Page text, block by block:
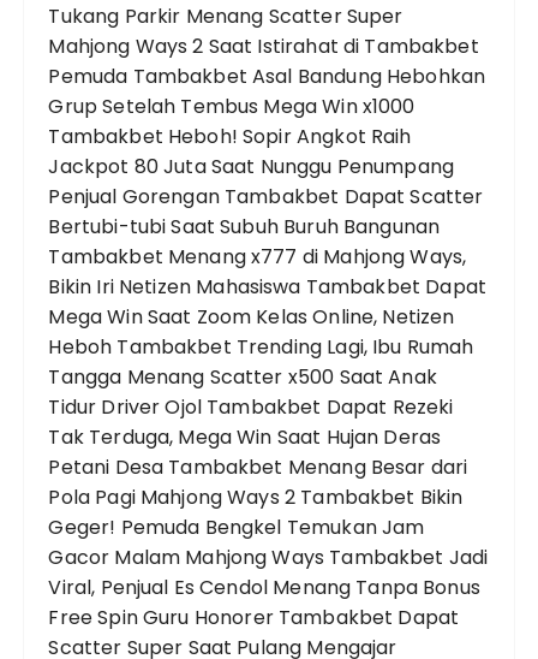
Tukang Parkir Menang Scatter Super
Mahjong Ways 2 Saat Istirahat di Tambakbet
Pemuda Tambakbet Asal Bandung Hebohkan
Grup Setelah Tembus Mega Win x1000
Tambakbet Heboh! Sopir Angkot Raih
Jackpot 80 Juta Saat Nunggu Penumpang
Penjual Gorengan Tambakbet Dapat Scatter
Bertubi-tubi Saat Subuh Buruh Bangunan
Tambakbet Menang x777 di Mahjong Ways,
Bikin Iri Netizen Mahasiswa Tambakbet Dapat
Mega Win Saat Zoom Kelas Online, Netizen
Heboh Tambakbet Trending Lagi, Ibu Rumah
Tangga Menang Scatter x500 Saat Anak
Tidur Driver Ojol Tambakbet Dapat Rezeki
Tak Terduga, Mega Win Saat Hujan Deras
Petani Desa Tambakbet Menang Besar dari
Pola Pagi Mahjong Ways 2 Tambakbet Bikin
Geger! Pemuda Bengkel Temukan Jam
Gacor Malam Mahjong Ways Tambakbet Jadi
Viral, Penjual Es Cendol Menang Tanpa Bonus
Free SpinGuru Honorer Tambakbet Dapat
Scatter Super Saat Pulang Mengajar